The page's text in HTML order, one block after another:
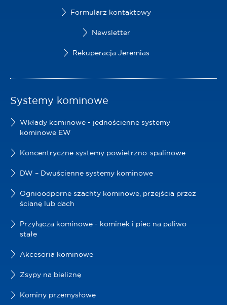
Formularz kontaktowy
Newsletter
Rekuperacja Jeremias
Systemy kominowe
Wkłady kominowe - jednościenne systemy
kominowe EW
Koncentryczne systemy powietrzno-spalinowe
DW – Dwuścienne systemy kominowe
Ognioodporne szachty kominowe, przejścia przez
ścianę lub dach
Przyłącza kominowe - kominek i piec na paliwo
stałe
Akcesoria kominowe
Zsypy na bieliznę
Kominy przemysłowe